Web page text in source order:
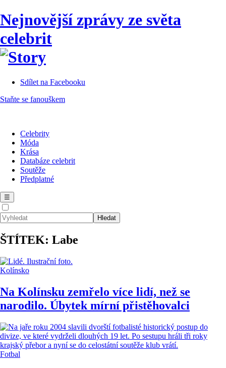
Nejnovější zprávy ze světa
celebrit
Sdílet na Facebooku
Staňte se fanouškem
Celebrity
Móda
Krása
Databáze celebrit
Soutěže
Předplatné
☰
ŠTÍTEK: Labe
Kolínsko
Na Kolínsku zemřelo více lidí, než se
narodilo. Úbytek mírní přistěhovalci
Fotbal